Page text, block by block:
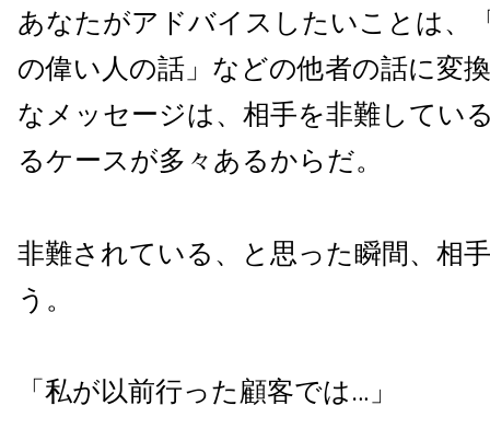
あなたがアドバイスしたいことは、
の偉い人の話」などの他者の話に変
なメッセージは、相手を非難してい
るケースが多々あるからだ。
非難されている、と思った瞬間、相
う。
「私が以前行った顧客では…」